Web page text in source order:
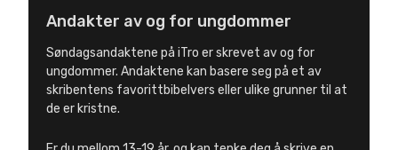
Andakter av og for ungdommer
Søndagsandaktene på iTro er skrevet av og for
ungdommer. Andaktene kan basere seg på et av
skribentens favorittbibelvers eller ulike grunner til at
de er kristne.